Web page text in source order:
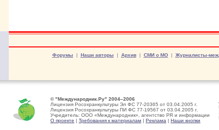
Форумы | Наши авторы | Архив| СМИ о МО| Журналисты-
© "Международник.Ру" 2004–2006
Лицензия Росохранкультуры Эл ФС 77-20365 от 03.04.2005 г.
Лицензия Росохранкультуры ПИ ФС 77-19567 от 03.04.2005 г.
Учредитель: ООО «Международник», агентство PR и информации
О проекте | Требования к материалам | Реклама | Наши кнопки